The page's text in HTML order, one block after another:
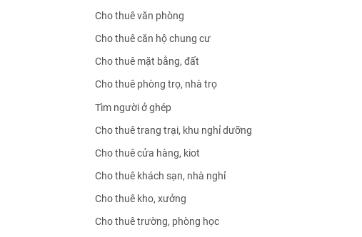
Cho thuê văn phòng
Cho thuê căn hộ chung cư
Cho thuê mặt bằng, đất
Cho thuê phòng trọ, nhà trọ
Tìm người ở ghép
Cho thuê trang trại, khu nghỉ dưỡng
Cho thuê cửa hàng, kiot
Cho thuê khách sạn, nhà nghỉ
Cho thuê kho, xưởng
Cho thuê trường, phòng học